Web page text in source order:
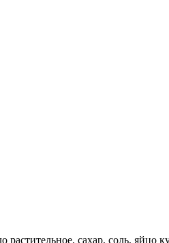
сахар, соль, яйцо